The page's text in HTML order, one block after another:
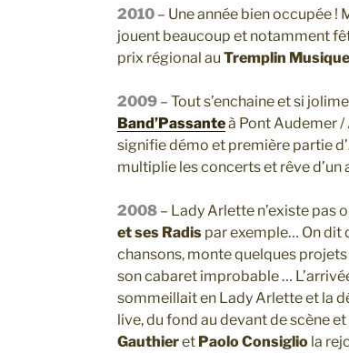
2010 – Une année bien occupée !
jouent beaucoup et notamment
prix régional au Tremplin
2009 – Tout s’enchaine et si
Band’Passanteà Pont Audemer
signifie démo et première partie d’
multiplie les concerts et rêve d’un
2008 – Lady Arlette n’existe pas
et ses Radis par exemple… On dit
chansons, monte quelques
son cabaret improbable …
sommeillait en Lady Arlette et la
live, du fond au devant de scène
Gauthieret Paolo Consiglio la